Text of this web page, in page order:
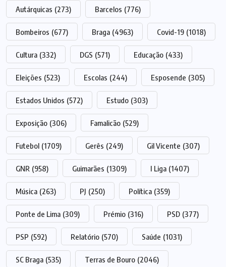
Autárquicas (273) Barcelos (776)
Bombeiros (677) Braga (4963) Covid-19 (1018)
Cultura (332) DGS (571) Educação (433)
Eleições (523) Escolas (244) Esposende (305)
Estados Unidos (572) Estudo (303)
Exposição (306) Famalicão (529)
Futebol (1709) Gerês (249) Gil Vicente (307)
GNR (958) Guimarães (1309) I Liga (1407)
Música (263) PJ (250) Política (359)
Ponte de Lima (309) Prémio (316) PSD (377)
PSP (592) Relatório (570) Saúde (1031)
SC Braga (535) Terras de Bouro (2046)